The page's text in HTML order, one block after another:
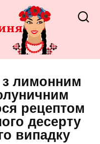
лимонним
рецептом
десерту
випадку